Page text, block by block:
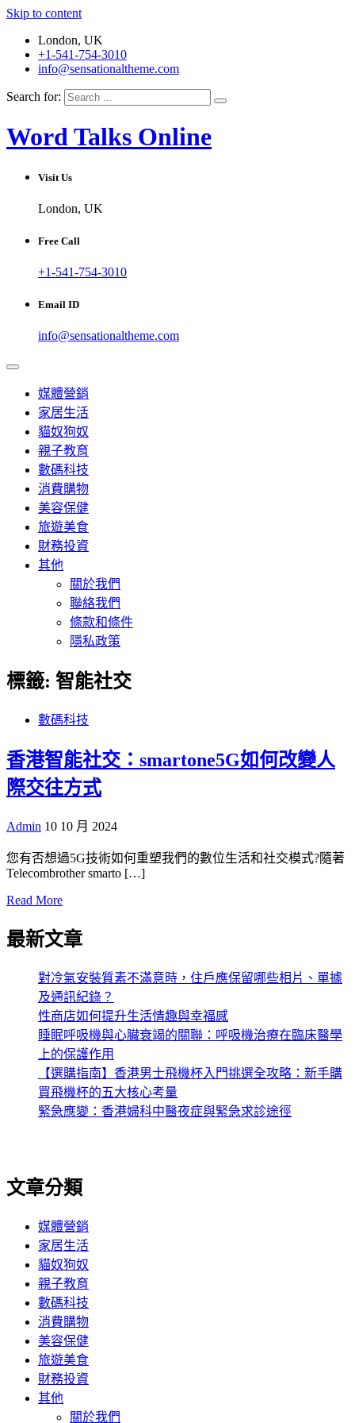
Skip to content
London, UK
+1-541-754-3010
info@sensationaltheme.com
Search for:
Word Talks Online
Visit Us
London, UK
Free Call
+1-541-754-3010
Email ID
info@sensationaltheme.com
媒體營銷
家居生活
貓奴狗奴
親子教育
數碼科技
消費購物
美容保健
旅遊美食
財務投資
其他
關於我們
聯絡我們
條款和條件
隱私政策
標籤: 智能社交
數碼科技
香港智能社交：smartone5G如何改變人
際交往方式
Admin 10 10 月 2024
您有否想過5G技術如何重塑我們的數位生活和社交模式?隨著
Telecombrother smarto […]
Read More
最新文章
對冷氣安裝質素不滿意時，住戶應保留哪些相片、單據
及通訊紀錄？
性商店如何提升生活情趣與幸福感
睡眠呼吸機與心臟衰竭的關聯：呼吸機治療在臨床醫學
上的保護作用
【選購指南】香港男士飛機杯入門挑選全攻略：新手購
買飛機杯的五大核心考量
緊急應變：香港婦科中醫夜症與緊急求診途徑
文章分類
媒體營銷
家居生活
貓奴狗奴
親子教育
數碼科技
消費購物
美容保健
旅遊美食
財務投資
其他
關於我們